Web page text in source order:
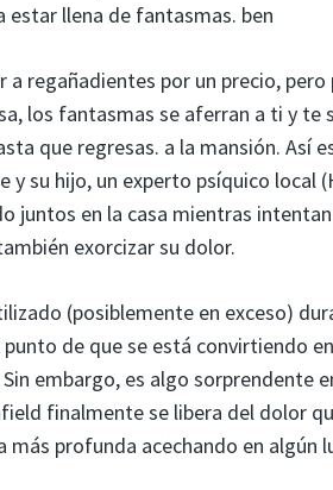
estar llena de fantasmas. ben
a regañadientes por un precio,
los fantasmas se aferran a ti y
que regresas. a la mansión. Así
y su hijo, un experto psíquico
juntos en la casa mientras
exorcizar su dolor.
(posiblemente en exceso)
de que se está convirtiendo
Sin embargo, es algo sorprendente
finalmente se libera del dolor
más profunda acechando en algún